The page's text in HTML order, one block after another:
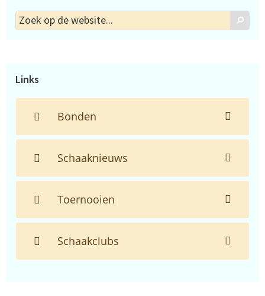
Zoek
op
Zoek
Links
Bonden
Schaaknieuws
Toernooien
Schaakclubs